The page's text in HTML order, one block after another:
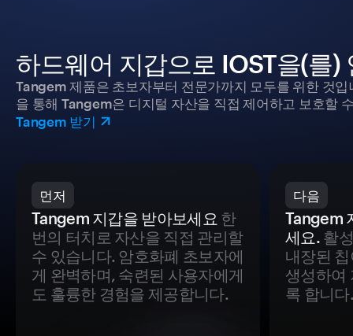
하드웨어 지갑으로 IOST을(를)
Tangem 제품은 초보자부터 전문가까지 모두를 위한 것
을 통해 Tangem은 디지털 자산을 직접 제어하고 보호할
Tangem 받기
먼저
Tangem 지갑을 받아보세요 한
번의 터치로 자산을 직접 관리할
수 있습니다. 암호화폐 초보자에
게 완벽하며, 숙련된 사용자에게
도 훌륭한 경험을 제공합니다.
다음
Tangem
세요.활
내장된
생성하여
록 합니다.